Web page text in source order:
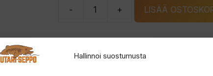
Hallinnoi suostumusta
- + LISÄÄ